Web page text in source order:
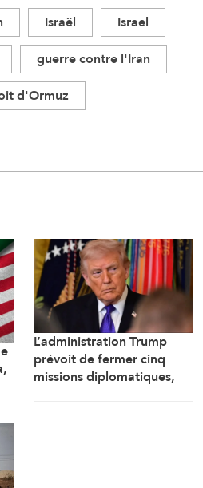
Israël
Israel
guerre contre l'Iran
d'Ormuz
L’administration Trump
prévoit de fermer cinq
missions diplomatiques,